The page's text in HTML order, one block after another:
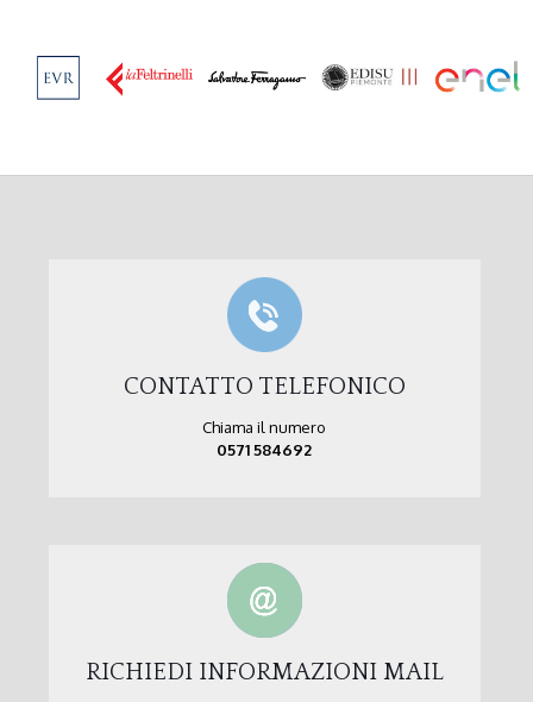
CONTATTO TELEFONICO
Chiama il numero
0571 584692
RICHIEDI INFORMAZIONI MAIL